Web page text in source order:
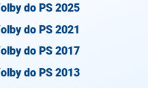
do PS 2025
do PS 2021
do PS 2017
do PS 2013